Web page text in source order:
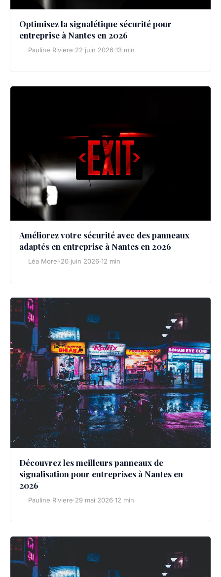
Optimisez la signalétique sécurité pour
entreprise à Nantes en 2026
Pauline Riviere·22 juin 2026·13 min
Améliorez votre sécurité avec des panneaux
adaptés en entreprise à Nantes en 2026
Léa Morel·20 juin 2026·12 min
Découvrez les meilleurs panneaux de
signalisation pour entreprises à Nantes en
2026
Pauline Riviere·29 mai 2026·12 min